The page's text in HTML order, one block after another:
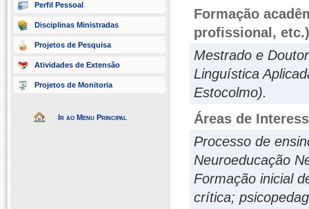
Perfil Pessoal
Disciplinas Ministradas
Projetos de Pesquisa
Atividades de Extensão
Projetos de Monitoria
Ir ao Menu Principal
Formação
profissional, etc.)
Mestrado e
Linguística
Estocolmo).
Áreas de
Processo de
Neuroeducação
Formação inicial
crítica;